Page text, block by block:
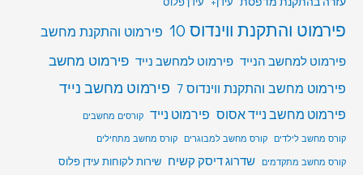
פירמוט והתקנת ווינדוס 10 פירמוט והתקנת מחשב
פירמוט למחשב הנייד פירמוט למחשב נייד פירמוט מחשב
פירמוט מחשב והתקנת ווינדוס 7
פירמוט מחשב נייד
פירמוט מחשב נייד אסוס פירמוט נייד
קורסים מחשבים
קורס מחשב לילדים קורס מחשב למבוגרים קורס מחשב מתחילים
קורס מחשב מתקדמים שדרוג דיסק קשיח שירות לקוחות עידן פלוס